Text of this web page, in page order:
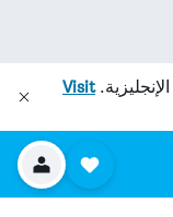
Visit